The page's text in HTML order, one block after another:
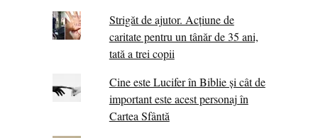
Strigăt de ajutor. Acțiune de
caritate pentru un tânăr de 35 ani,
tată a trei copii
Cine este Lucifer în Biblie și cât de
important este acest personaj în
Cartea Sfântă